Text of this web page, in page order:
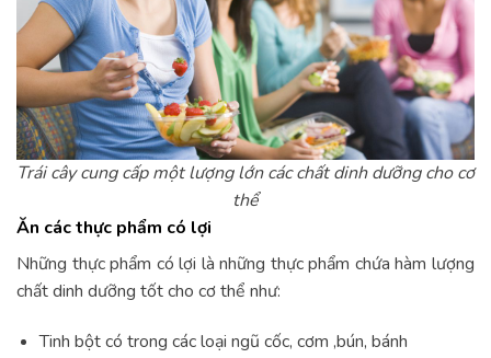
Trái cây cung cấp một lượng lớn các chất dinh dưỡng cho cơ
thể
Ăn các thực phẩm có lợi
Những thực phẩm có lợi là những thực phẩm chứa hàm lượng
chất dinh dưỡng tốt cho cơ thể như:
Tinh bột có trong các loại ngũ cốc, cơm ,bún, bánh